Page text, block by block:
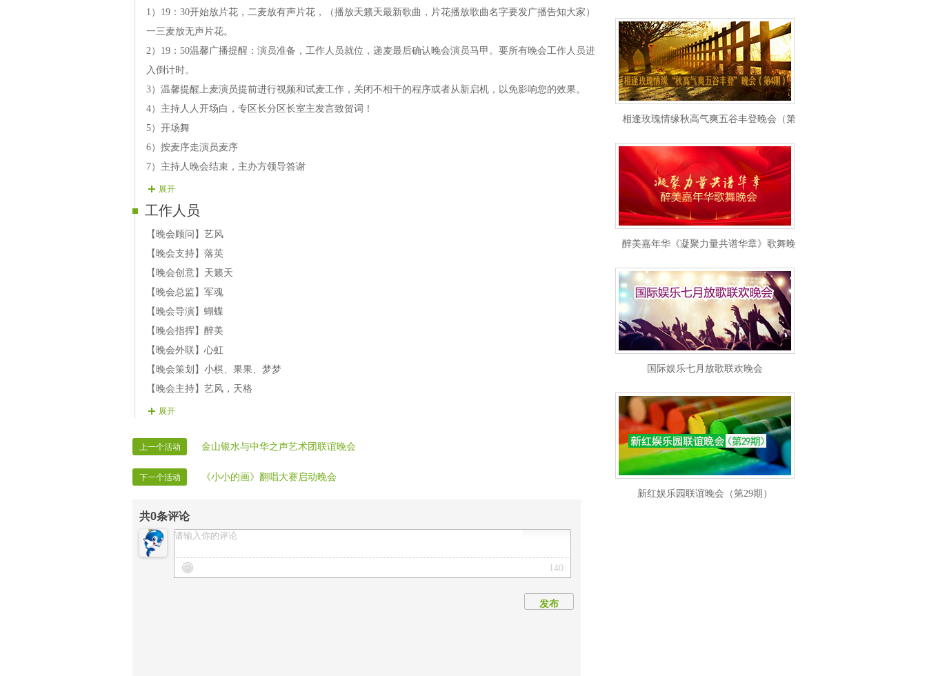
演员索女┇◇雪儿 歌曲：仕女图
候补一对：梦凡狼，璀璨。
1）19：30开始放片花，二麦放有声片花，（播放天籁天最新歌曲，片花播放歌曲名字要发广播告知大家）
一三麦放无声片花。
2）19：50温馨广播提醒：演员准备，工作人员就位，递麦最后确认晚会演员马甲。要所有晚会工作人员进
入倒计时。
3）温馨提醒上麦演员提前进行视频和试麦工作，关闭不相干的程序或者从新启机，以免影响您的效果。
4）主持人人开场白，专区长分区长室主发言致贺词！
5）开场舞
6）按麦序走演员麦序
7）主持人晚会结束，主办方领导答谢
展开
工作人员
【晚会顾问】艺风
【晚会支持】落英
【晚会创意】天籁天
【晚会总监】军魂
【晚会导演】蝴蝶
【晚会指挥】醉美
【晚会外联】心虹
【晚会策划】小棋、果果、梦梦
【晚会主持】艺风，天格
【晚会协调】千梦
【片花制作】晃悠
【片花播放】苹果皮，涛涛，多多
【贺词广播】妮妮，歌迷
【晚会护麦】蓝心
【晚会维护】雪儿
【晚会迎宾】房间管理
展开
上一个活动 金山银水与中华之声艺术团联谊晚会
下一个活动 《小小的画》翻唱大赛启动晚会
共0条评论
140
发布
相逢玫瑰情缘秋高气爽五谷丰登晚会（第4期）
醉美嘉年华《凝聚力量共谱华章》歌舞晚会
国际娱乐七月放歌联欢晚会
新红娱乐园联谊晚会（第29期）